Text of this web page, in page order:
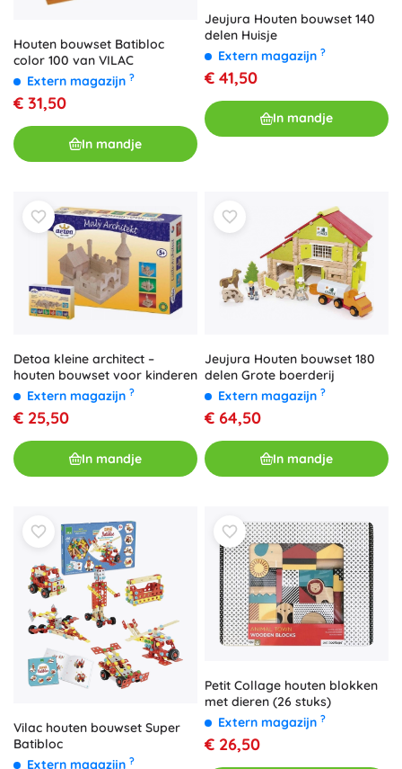
Houten bouwset Batibloc
color 100 van VILAC
Extern magazijn ?
€ 31,50
In mandje
Jeujura Houten bouwset 140
delen Huisje
Extern magazijn ?
€ 41,50
In mandje
Detoa kleine architect –
houten bouwset voor kinderen
Extern magazijn ?
€ 25,50
In mandje
Jeujura Houten bouwset 180
delen Grote boerderij
Extern magazijn ?
€ 64,50
In mandje
Vilac houten bouwset Super
Batibloc
Extern magazijn ?
Petit Collage houten blokken
met dieren (26 stuks)
Extern magazijn ?
€ 26,50